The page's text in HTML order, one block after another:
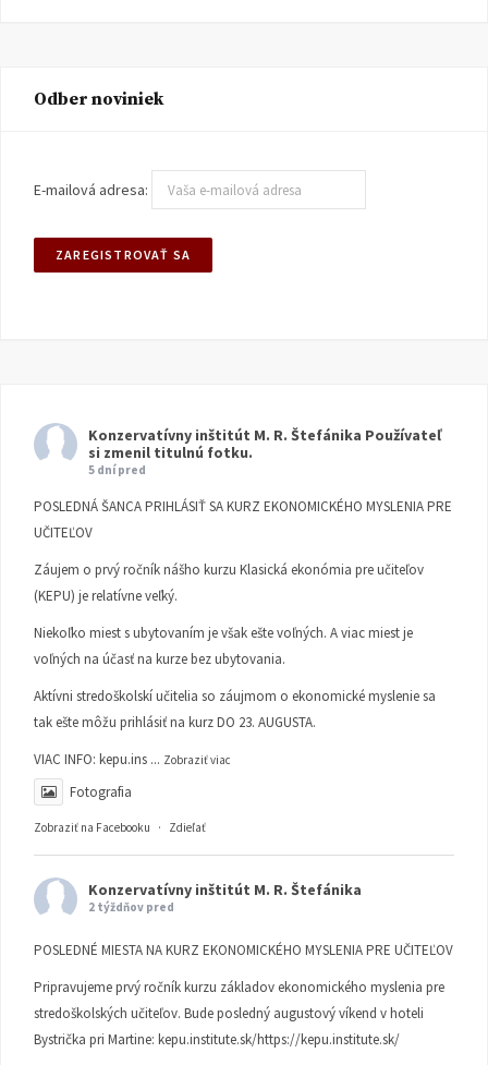
Odber noviniek
E-mailová adresa:
Konzervatívny inštitút M. R. Štefánika Používateľ
si zmenil titulnú fotku.
5 dní pred
POSLEDNÁ ŠANCA PRIHLÁSIŤ SA KURZ EKONOMICKÉHO MYSLENIA PRE
UČITEĽOV
Záujem o prvý ročník nášho kurzu Klasická ekonómia pre učiteľov
(KEPU) je relatívne veľký.
Niekoľko miest s ubytovaním je však ešte voľných. A viac miest je
voľných na účasť na kurze bez ubytovania.
Aktívni stredoškolskí učitelia so záujmom o ekonomické myslenie sa
tak ešte môžu prihlásiť na kurz DO 23. AUGUSTA.
VIAC INFO: kepu.ins ... Zobraziť viac
Fotografia
Zobraziť na Facebooku · Zdieľať
Konzervatívny inštitút M. R. Štefánika
2 týždňov pred
POSLEDNÉ MIESTA NA KURZ EKONOMICKÉHO MYSLENIA PRE UČITEĽOV
Pripravujeme prvý ročník kurzu základov ekonomického myslenia pre
stredoškolských učiteľov. Bude posledný augustový víkend v hoteli
Bystrička pri Martine: kepu.institute.sk/https://kepu.institute.sk/